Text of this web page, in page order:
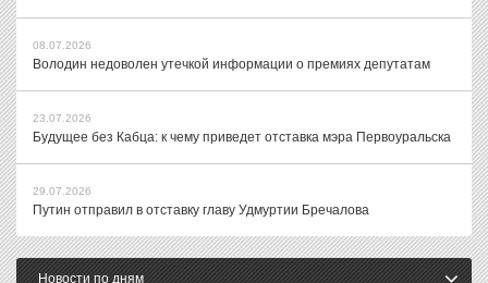
08.07.2026
Володин недоволен утечкой информации о премиях депутатам
23.07.2026
Будущее без Кабца: к чему приведет отставка мэра Первоуральска
29.07.2026
Путин отправил в отставку главу Удмуртии Бречалова
Новости по дням